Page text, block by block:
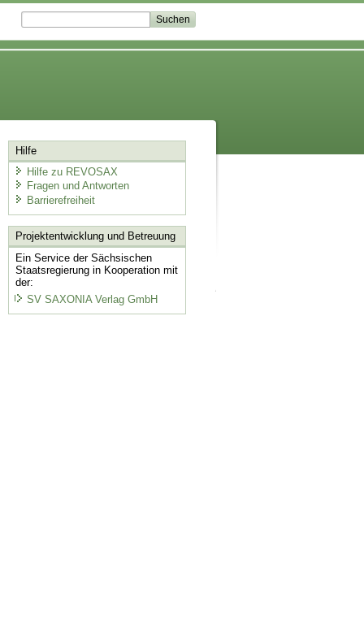
Hilfe
Hilfe zu REVOSAX
Fragen und Antworten
Barrierefreiheit
Projektentwicklungund Betreuung
Ein Service der Sächsischen
Staatsregierung in Kooperation mit
der:
SV SAXONIA Verlag GmbH